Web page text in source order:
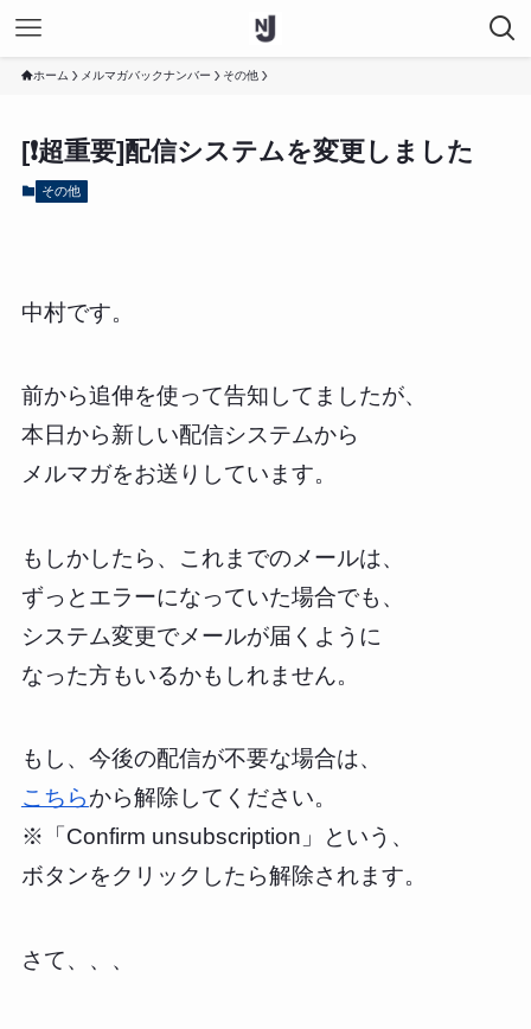
ホーム メルマガバックナンバー その他
[❗超重要]配信システムを変更しました
その他
中村です。
前から追伸を使って告知してましたが、
本日から新しい配信システムから
メルマガをお送りしています。
もしかしたら、これまでのメールは、
ずっとエラーになっていた場合でも、
システム変更でメールが届くように
なった方もいるかもしれません。
もし、今後の配信が不要な場合は、
こちらから解除してください。
※「Confirm unsubscription」という、
ボタンをクリックしたら解除されます。
さて、、、